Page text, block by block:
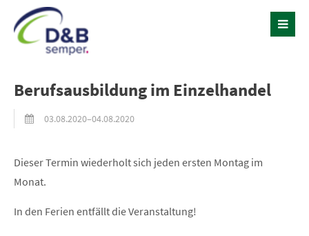
Berufsausbildung im Einzelhandel
03.08.2020–04.08.2020
Dieser Termin wiederholt sich jeden ersten Montag im
Monat.
In den Ferien entfällt die Veranstaltung!